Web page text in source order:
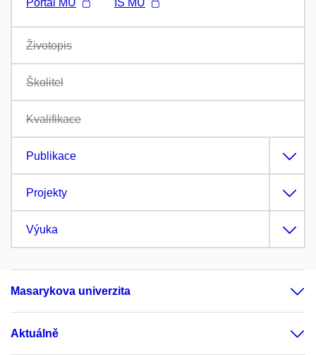
Portál MU
IS MU
Životopis
Školitel
Kvalifikace
Publikace
Projekty
Výuka
Masarykova univerzita
Aktuálně